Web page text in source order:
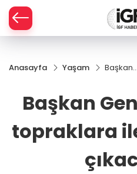
Anasayfa Yaşam
Başkan
sahip
Başkan
topraklara